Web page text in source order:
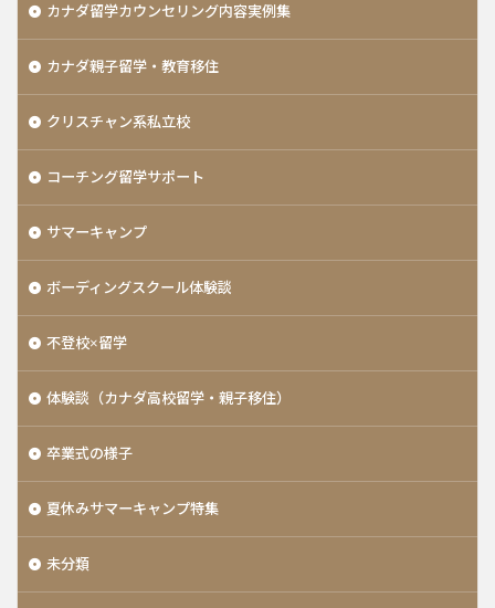
カナダ留学カウンセリング内容実例集
カナダ親子留学・教育移住
クリスチャン系私立校
コーチング留学サポート
サマーキャンプ
ボーディングスクール体験談
不登校×留学
体験談（カナダ高校留学・親子移住）
卒業式の様子
夏休みサマーキャンプ特集
未分類